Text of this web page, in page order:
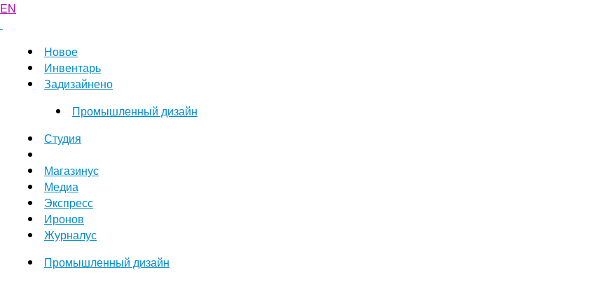
EN
Новое
Инвентарь
Задизайнено
Промышленный дизайн
Студия
Магазинус
Медиа
Экспресс
Иронов
Журналус
Промышленный дизайн